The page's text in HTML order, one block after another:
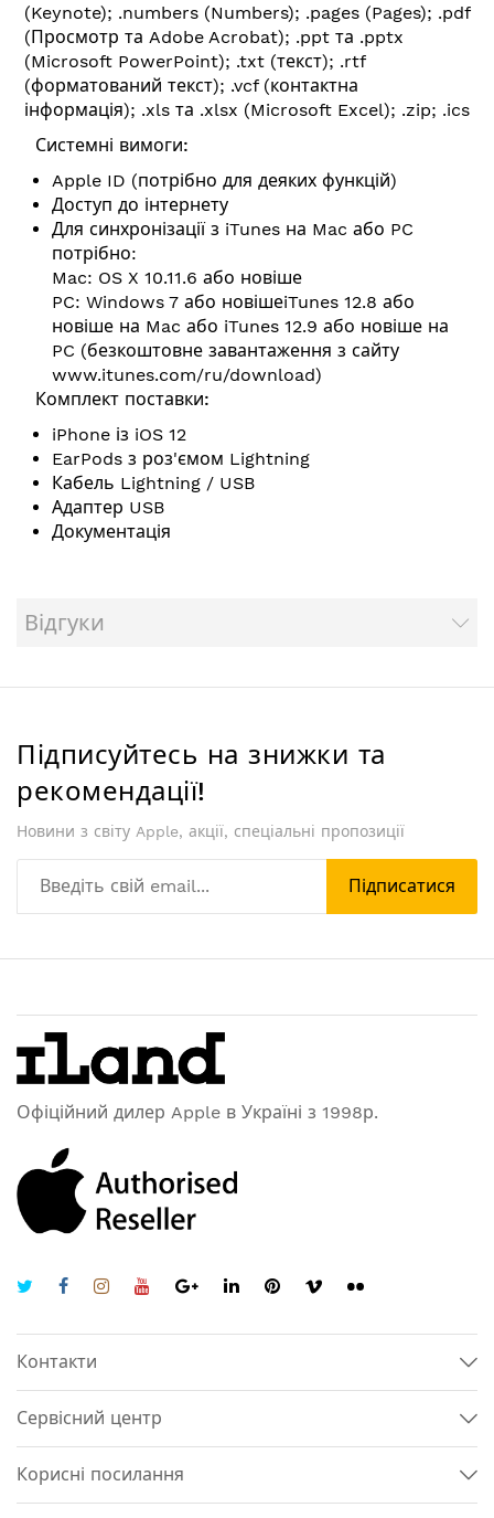
(Keynote); .numbers (Numbers); .pages (Pages); .pdf
(Просмотр та Adobe Acrobat); .ppt та .pptx
(Microsoft PowerPoint); .txt (текст); .rtf
(форматований текст); .vcf (контактна
інформація); .xls та .xlsx (Microsoft Excel); .zip; .ics
Системні вимоги:
Apple ID (потрібно для деяких функцій)
Доступ до інтернету
Для синхронізації з iTunes на Mac або PC
потрібно:
Mac: OS X 10.11.6 або новіше
PC: Windows 7 або новішеiTunes 12.8 або
новіше на Mac або iTunes 12.9 або новіше на
PC (безкоштовне завантаження з сайту
www.itunes.com/ru/download)
Комплект поставки:
iPhone із iOS 12
EarPods з роз'ємом Lightning
Кабель Lightning / USB
Адаптер USB
Документація
Відгуки
Підписуйтесь на знижки та
рекомендації!
Новини з світу Apple, акції, спеціальні пропозиції
Підписатися
Офіційний дилер Apple в Україні з 1998р.
Контакти
Сервісний центр
Корисні посилання